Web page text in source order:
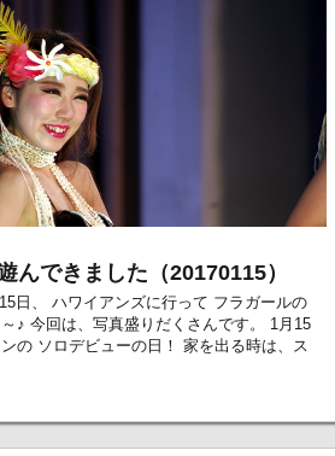
んできました（20170115）
日、 ハワイアンズに行って フラガールの
♪ 今回は、写真盛りだくさんです。 1月15
の ソロデビューの日！ 家を出る時は、ス